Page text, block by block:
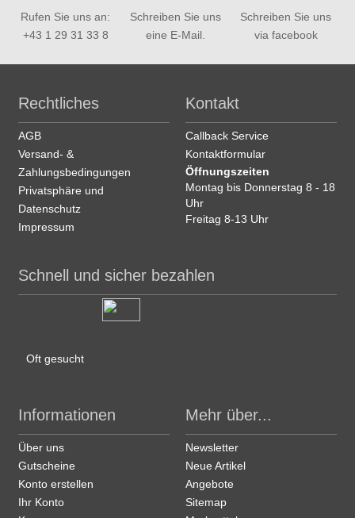
Rufen Sie uns an:
+43 1 29 31 33 8
Schreiben Sie uns
eine E-Mail.
Schreiben Sie uns
via facebook
Rechtliches
AGB
Versand- &
Zahlungsbedingungen
Privatsphäre und
Datenschutz
Impressum
Kontakt
Callback Service
Kontaktformular
Öffnungszeiten
Montag bis Donnerstag 8 - 18
Uhr
Freitag 8-13 Uhr
Schnell und sicher bezahlen
Oft gesucht
Informationen
Über uns
Gutscheine
Konto erstellen
Ihr Konto
Mehr über...
Newsletter
Neue Artikel
Angebote
Sitemap